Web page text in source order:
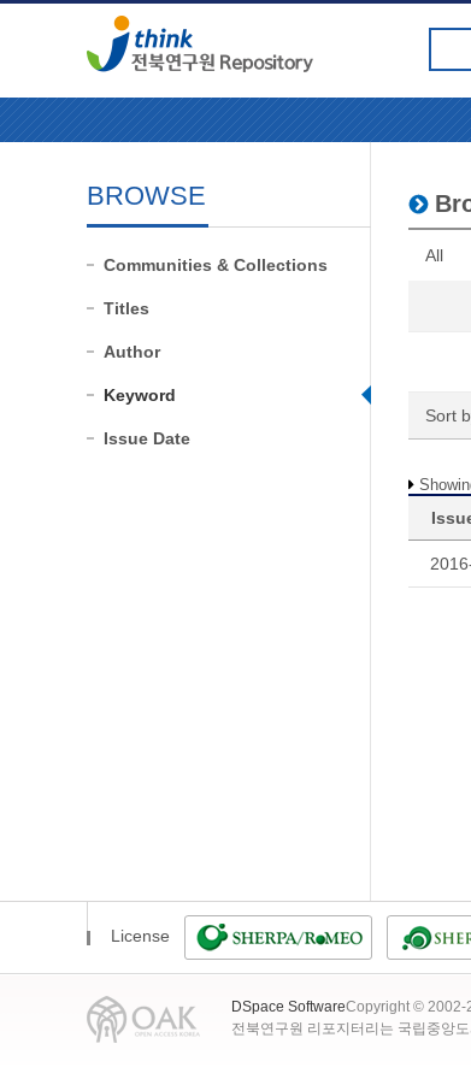
BROWSE
Communities & Collections
Titles
Author
Keyword
Issue Date
All
Sort
License
DSpace SoftwareCopyright © 2002-
전북연구원 리포지터리는 국립중앙